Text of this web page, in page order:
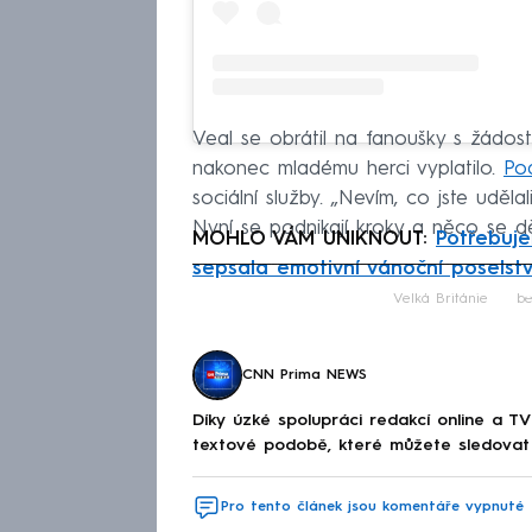
Veal se obrátil na fanoušky s
nakonec mladému herci vyplatilo.
sociální služby. „Nevím, co jste
Nyní se podnikají kroky a něco se
MOHLO VÁM UNIKNOUT:
sepsala emotivní vánoční
Velká Británie
CNN Prima NEWS
Díky úzké spolupráci redakcí online a
textové podobě, které můžete
Pro tento článek jsou komentáře vypnuté